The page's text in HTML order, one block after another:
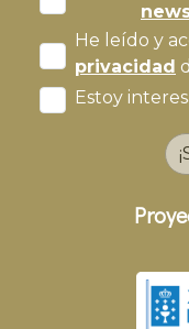
He leído y
privacidad
Estoy